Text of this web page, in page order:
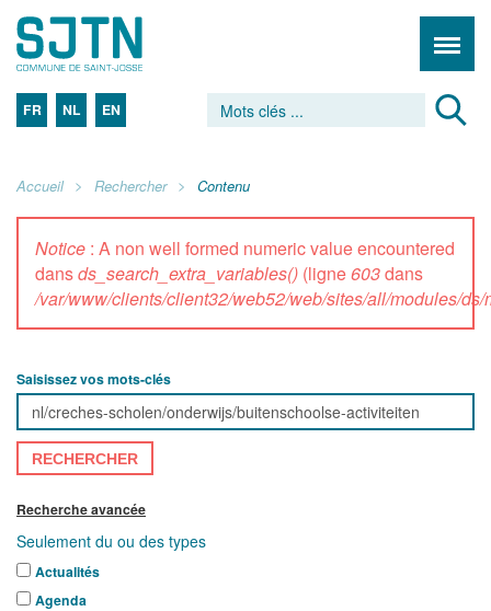
FR NL EN
Accueil Rechercher Contenu
Notice : A non well formed numeric value encountered
dansds_search_extra_variables() (ligne603dans
/var/www/clients/client32/web52/web/sites/all/modules/
Saisissez vos mots-clés
RECHERCHER
Recherche avancée
Seulement du ou des types
Actualités
Agenda